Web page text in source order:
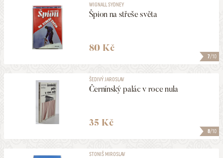
7/10
WIGNALL SYDNEY
Špion na střeše světa
80 Kč
8/10
ŠEDIVÝ JAROSLAV
Černínský palác v roce nula
35 Kč
STONIŠ MIROSLAV